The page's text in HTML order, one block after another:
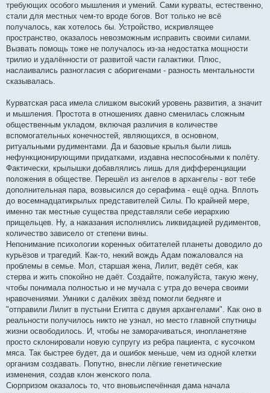
требующих особого мышления и умений. Сами курваты, естественно,
стали для местных чем-то вроде богов. Вот только не всё
получалось, как хотелось бы. Устройство, искривлящее
пространство, оказалось невозможным исправить своими силами.
Вызвать помощь тоже не получалось из-за недостатка мощности
трилио и удалённости от развитой части галактики. Плюс,
наслаивались разногласия с аборигенами - разность ментальности
сказывалась.
Курватская раса имела слишком высокий уровень развития, а значит
и мышления. Простота в отношениях давно сменилась сложным
общественным укладом, включая различия в количестве
вспомогательных конечностей, являющихся, в основном,
ритуальными рудиментами. Да и базовые крылья были лишь
нефункционирующими придатками, издавна неспособными к полёту.
Фактически, крылышки добавлялись лишь для дифференциации
положения в обществе. Перешёл из ангелов в архангелы - вот тебе
дополнительная пара, возвысился до серафима - ещё одна. Вплоть
до восемнадцатикрылых представителей Силы. По крайней мере,
именно так местные существа представляли себе иерархию
прищельцев. Ну, а наказания исполнялись ликвидацией рудиментов,
количество зависело от степени вины.
Непонимание психологии коренных обитателей планеты доводило до
курьёзов и трагедий. Как-то, некий вождь Адам пожаловался на
проблемы в семье. Мол, старшая жена, Лилит, ведёт себя, как
стерва и жить спокойно не даёт. Создайте, пожалуйста, такую жену,
чтобы понимала полностью и не мучала с утра до вечера своими
нравочениями. Умники с далёких звёзд помогли бедняге и
"отправили Лилит в пустыни Египта с двумя архангелами". Как оно в
реальности получилось никто не узнал, но место главной спутницы
жизни освободилось. И, чтобы не заморачиваться, инопланетяне
просто склонировали новую супругу из ребра пациента, с кусочком
мяса. Так быстрее будет, да и ошибок меньше, чем из одной клетки
организм создавать. Попутно, внесли лёгкие генетические
изменения, создав клон женского пола.
Сюрпризом оказалось то, что вновьиспечённая дама начала